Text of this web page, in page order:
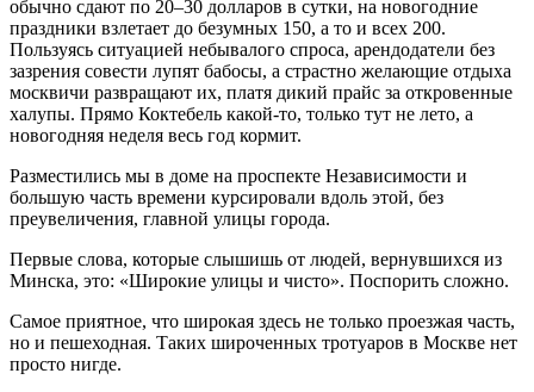
обычно сдают по 20–30 долларов в сутки, на новогодние
праздники взлетает до безумных 150, а то и всех 200.
Пользуясь ситуацией небывалого спроса, арендодатели без
зазрения совести лупят бабосы, а страстно желающие отдыха
москвичи развращают их, платя дикий прайс за откровенные
халупы. Прямо Коктебель какой-то, только тут не лето, а
новогодняя неделя весь год кормит.
Разместились мы в доме на проспекте Независимости и
большую часть времени курсировали вдоль этой, без
преувеличения, главной улицы города.
Первые слова, которые слышишь от людей, вернувшихся из
Минска, это: «Широкие улицы и чисто». Поспорить сложно.
Самое приятное, что широкая здесь не только проезжая часть,
но и пешеходная. Таких широченных тротуаров в Москве нет
просто нигде.